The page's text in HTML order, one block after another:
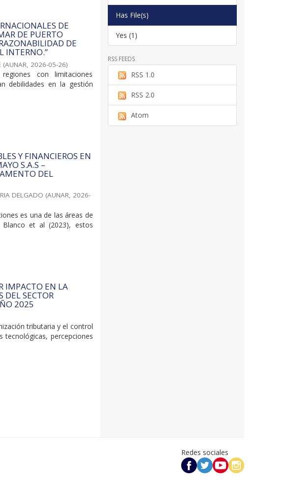
DE
DE PUERTO
DE
INTERNO.”
(AUNAR, 2026-05-26)
con limitaciones
debilidades en la gestión
Y FINANCIEROS EN
S.A.S –
DEL
DELGADO (AUNAR, 2026-
es una de las áreas de
Blanco et al (2023), estos
IMPACTO EN LA
DEL SECTOR
2025
tributaria y el control
tecnológicas, percepciones
Has File(s)
Yes (1)
RSS FEEDS
RSS 1.0
RSS 2.0
Atom
Redes sociales